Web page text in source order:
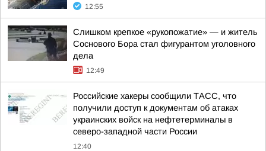
12:55
Слишком крепкое «рукопожатие» — и житель
Соснового Бора стал фигурантом уголовного
дела
12:49
Российские хакеры сообщили ТАСС, что
получили доступ к документам об атаках
украинских войск на нефтетерминалы в
северо-западной части России
12:40